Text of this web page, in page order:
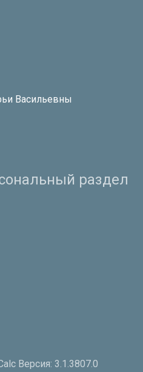
Васильевны
раздел
Версия: 3.1.3807.0